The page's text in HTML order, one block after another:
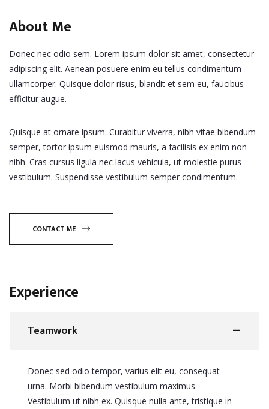
About Me
Donec nec odio sem. Lorem ipsum dolor sit amet, consectetur
adipiscing elit. Aenean posuere enim eu tellus condimentum
ullamcorper. Quisque dolor risus, blandit et sem eu, faucibus
efficitur augue.
Quisque at ornare ipsum. Curabitur viverra, nibh vitae bibendum
semper, tortor ipsum euismod mauris, a facilisis ex enim non
nibh. Cras cursus ligula nec lacus vehicula, ut molestie purus
vestibulum. Suspendisse vestibulum semper condimentum.
CONTACT ME
Experience
Teamwork
Donec sed odio tempor, varius elit eu, consequat
urna. Morbi bibendum vestibulum maximus.
Vestibulum ut nibh ex. Quisque nulla ante, tristique in